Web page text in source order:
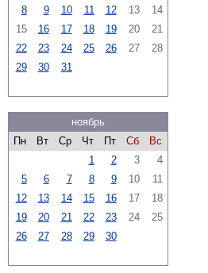
8 9 10 11 12 13
14
15
16 17 18 19 20
21
22
23 24 25 26 27
28
29
30 31
ноябрь
Пн
Вт Ср Чт Пт Сб
Вс
1
2 3
4
5
6 7 8 9 10
11
12
13 14 15 16 17
18
19
20 21 22 23 24
25
26
27 28 29 30